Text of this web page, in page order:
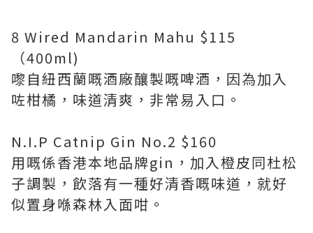
8 Wired Mandarin Mahu $115
（400ml)
嚟自紐西蘭嘅酒廠釀製嘅啤酒，因為加入
咗柑橘，味道清爽，非常易入口。
N.I.P Catnip Gin No.2 $160
用嘅係香港本地品牌gin，加入橙皮同杜松
子調製，飲落有一種好清香嘅味道，就好
似置身喺森林入面咁。